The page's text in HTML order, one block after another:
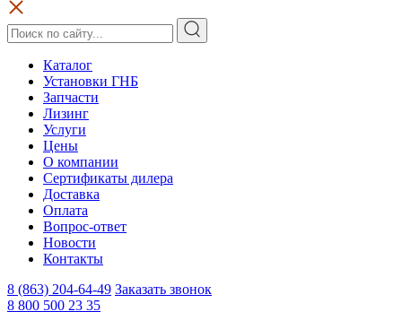
Каталог
Установки ГНБ
Запчасти
Лизинг
Услуги
Цены
О компании
Сертификаты дилера
Доставка
Оплата
Вопрос-ответ
Новости
Контакты
8 (863) 204-64-49 Заказать звонок
8 800 500 23 35